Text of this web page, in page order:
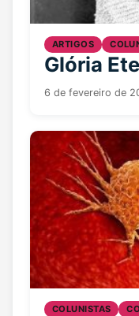
ARTIGOS
Glória
6 de fevereiro de
COLUNISTAS